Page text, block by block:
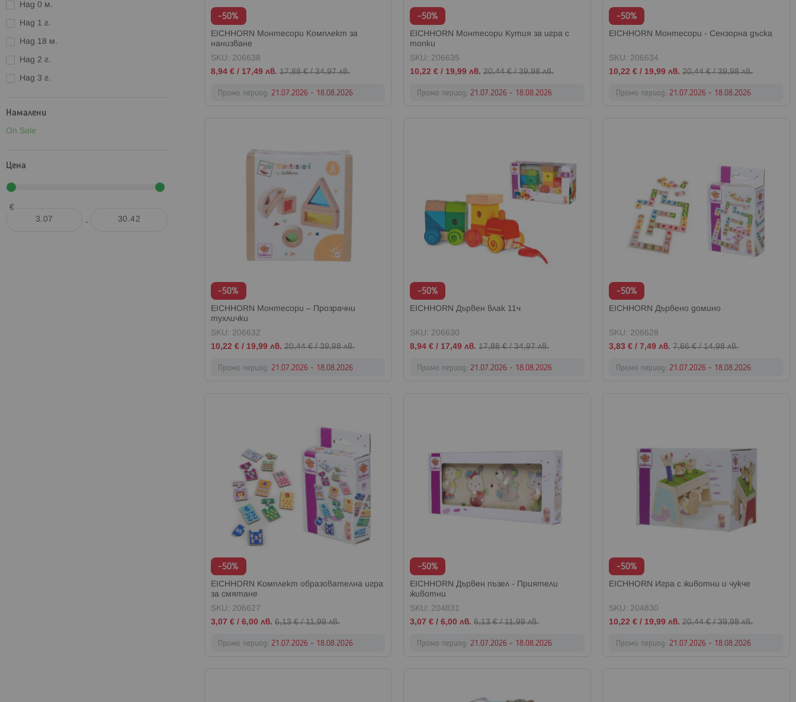
-50%
EICHHORN Монтесори Комплект за
нанизване
SKU: 206638
Промо
цена
8,94 €/ 17,49 лв. 17,88 €/34,97 лв.
Промо период: 21.07.2026 - 18.08.2026
-50%
EICHHORN Монтесори Кутия за игра с
топки
SKU: 206635
Промо
цена
10,22 € / 19,99 лв. 20,44 €/39,98 лв.
Промо период:21.07.2026 - 18.08.2026
-50%
EICHHORN Монтесори - Сензорна дъска
SKU: 206634
Промо
цена
10,22 € / 19,99 лв. 20,44 €/39,98 лв.
Промо период:21.07.2026 - 18.08.2026
-50%
EICHHORN Монтесори – Прозрачни
тухлички
SKU: 206632
Промо
цена
10,22 €/ 19,99 лв. 20,44 €/39,98 лв.
Промо период: 21.07.2026 - 18.08.2026
-50%
EICHHORN Дървен влак 11ч
SKU: 206630
Промо
цена
8,94 € / 17,49 лв. 17,88 €/34,97 лв.
Промо период:21.07.2026 - 18.08.2026
-50%
EICHHORN Дървено домино
SKU: 206628
Промо
цена
3,83 € / 7,49 лв. 7,66 €/14,98 лв.
Промо период:21.07.2026 - 18.08.2026
-50%
EICHHORN Комплект образователна игра
за смятане
SKU: 206627
Промо
цена
3,07 €/ 6,00 лв. 6,13 €/11,99 лв.
Промо период: 21.07.2026 - 18.08.2026
-50%
EICHHORN Дървен пъзел - Приятели
животни
SKU: 204831
Промо
цена
3,07 € /6,00 лв. 6,13 €/11,99 лв.
Промо период:21.07.2026 - 18.08.2026
-50%
EICHHORN Игра с животни и чукче
SKU: 204830
Промо
цена
10,22 € / 19,99 лв. 20,44 €/39,98 лв.
Промо период:21.07.2026 - 18.08.2026
Над 0 м.
Над 1 г.
Над 18 м.
Над 2 г.
Над 3 г.
Намалени
On Sale
Цена
€
-